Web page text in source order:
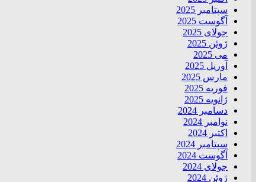
سپتامبر 2025
آگوست 2025
جولای 2025
ژوئن 2025
می 2025
آوریل 2025
مارس 2025
فوریه 2025
ژانویه 2025
دسامبر 2024
نوامبر 2024
اکتبر 2024
سپتامبر 2024
آگوست 2024
جولای 2024
ژوئن 2024